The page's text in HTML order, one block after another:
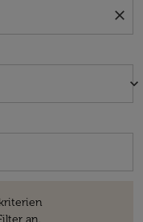
close
keyboard_arrow_down
an.